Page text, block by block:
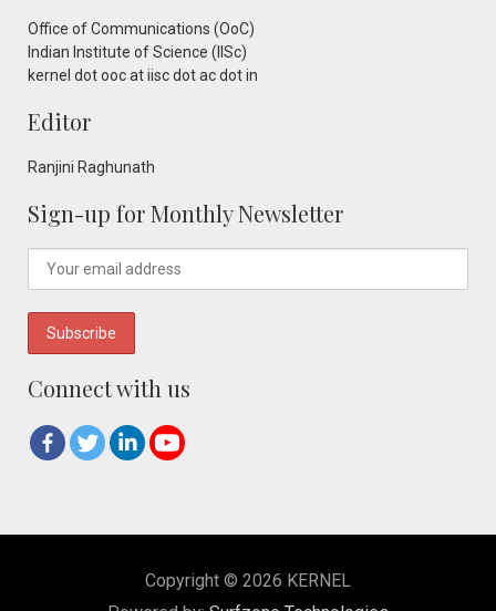
Office of Communications (OoC)
Indian Institute of Science (IISc)
kernel dot ooc at iisc dot ac dot in
Editor
Ranjini Raghunath
Sign-up for Monthly Newsletter
Connect with us
Copyright © 2026 KERNEL